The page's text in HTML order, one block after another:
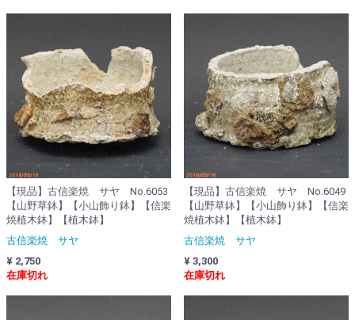
【現品】古信楽焼 サヤ No.6053
【山野草鉢】【小山飾り鉢】【信楽
焼植木鉢】【植木鉢】
古信楽焼 サヤ
¥ 2,750
在庫切れ
【現品】古信楽焼 サヤ No.6049
【山野草鉢】【小山飾り鉢】【信楽
焼植木鉢】【植木鉢】
古信楽焼 サヤ
¥ 3,300
在庫切れ